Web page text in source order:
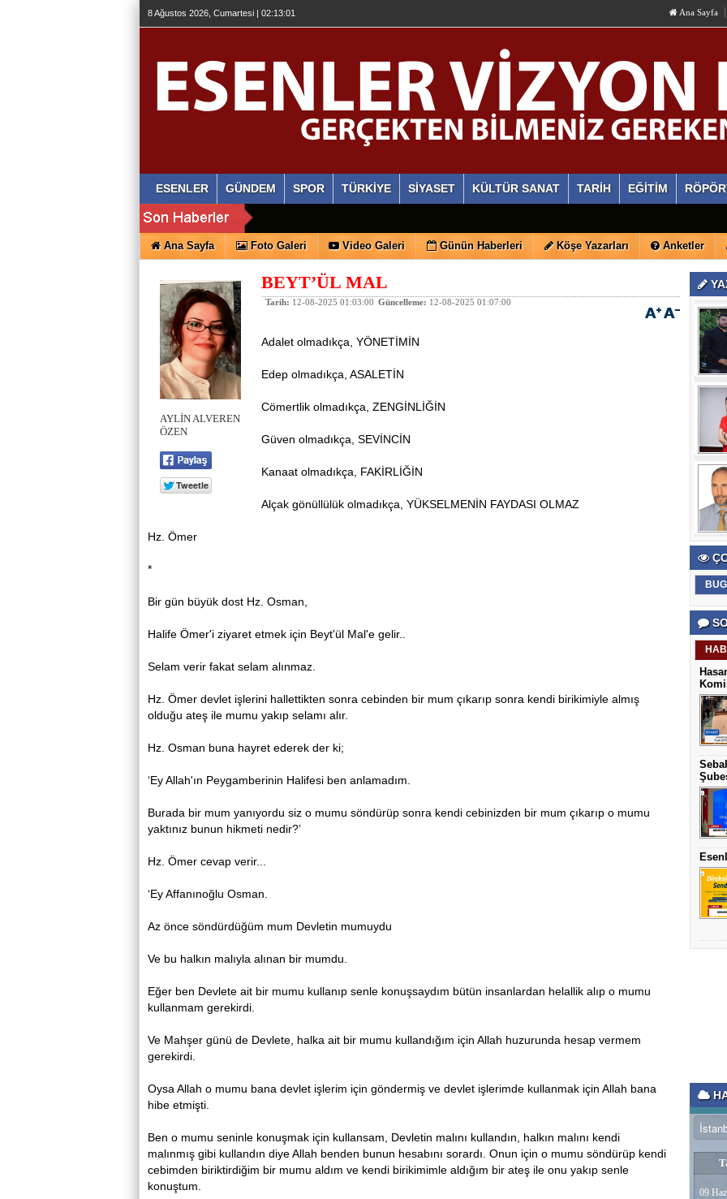
8 Ağustos 2026, Cumartesi | 02:13:01 Ana Sayfa
ESENLER GÜNDEM SPOR TÜRKİYE SİYASET KÜLTÜR SANAT TARİH EĞİTİM
Ana Sayfa Foto Galeri Video Galeri Günün Haberleri Köşe Yazarları Anketler
AYLİN ALVEREN
ÖZEN
BEYT’ÜL MAL
Tarih: 12-08-2025 01:03:00 Güncelleme: 12-08-2025 01:07:00
Adalet olmadıkça, YÖNETİMİN
Edep olmadıkça, ASALETİN
Cömertlik olmadıkça, ZENGİNLİĞİN
Güven olmadıkça, SEVİNCİN
Kanaat olmadıkça, FAKİRLİĞİN
Alçak gönüllülük olmadıkça, YÜKSELMENİN FAYDASI OLMAZ
Hz. Ömer
*
Bir gün büyük dost Hz. Osman,
Halife Ömer'i ziyaret etmek için Beyt'ül Mal'e gelir..
Selam verir fakat selam alınmaz.
Hz. Ömer devlet işlerini hallettikten sonra cebinden bir mum çıkarıp sonra kendi birikimiyle almış
olduğu ateş ile mumu yakıp selamı alır.
Hz. Osman buna hayret ederek der ki;
‘Ey Allah'ın Peygamberinin Halifesi ben anlamadım.
Burada bir mum yanıyordu siz o mumu söndürüp sonra kendi cebinizden bir mum çıkarıp o mumu
yaktınız bunun hikmeti nedir?’
Hz. Ömer cevap verir...
‘Ey Affanınoğlu Osman.
Az önce söndürdüğüm mum Devletin mumuydu
Ve bu halkın malıyla alınan bir mumdu.
Eğer ben Devlete ait bir mumu kullanıp senle konuşsaydım bütün insanlardan helallik alıp o mumu
kullanmam gerekirdi.
Ve Mahşer günü de Devlete, halka ait bir mumu kullandığım için Allah huzurunda hesap vermem
gerekirdi.
Oysa Allah o mumu bana devlet işlerim için göndermiş ve devlet işlerimde kullanmak için Allah bana
hibe etmişti.
Ben o mumu seninle konuşmak için kullansam, Devletin malını kullandın, halkın malını kendi
malınmış gibi kullandın diye Allah benden bunun hesabını sorardı. Onun için o mumu söndürüp kendi
cebimden biriktirdiğim bir mumu aldım ve kendi birikimimle aldığım bir ateş ile onu yakıp senle
konuştum.
09